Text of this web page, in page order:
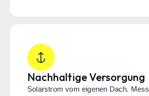
Nachhaltige Versorgung
Solarstrom vom eigenen Dach.